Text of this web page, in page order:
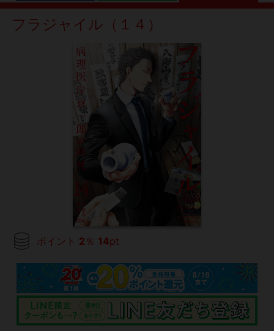
フラジャイル（１４）
ポイント 2 ％ 14pt